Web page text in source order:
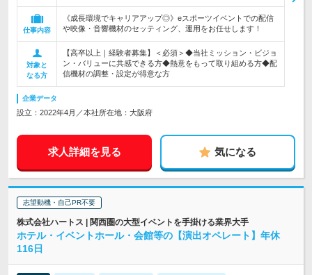
仕事内容
《成長環境でキャリアアップ◎》eスポーツイベントでの配信
や映像・音響機材のセッティング、運用をお任せします！
対象と
なる方
【高卒以上｜経験者募集】＜必須＞◆当社ミッション・ビジョ
ン・バリューに共感できる方◆熱意をもって取り組める方◆配
信機材の調整・設定が得意な方
企業データ
設立：2022年4月／本社所在地：大阪府
求人詳細を見る 気になる
志望動機・自己PR不要
株式会社ハートス | 関西圏の大型イベントを手掛ける業界大手
ホテル・イベントホール・会館等の【演出オペレート】年休
116日